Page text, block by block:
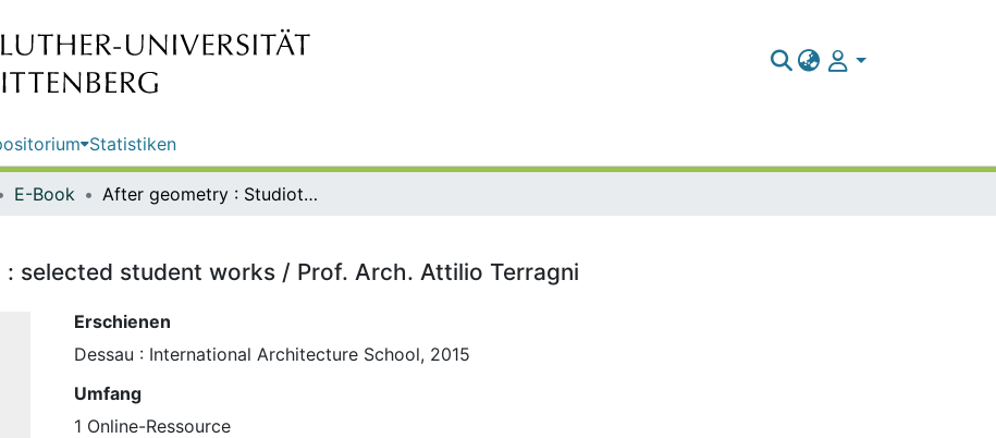
Statistiken
E-Book After geometry : Studioterragni : selected student works / Prof. Arch. Attilio Terragni
selected student works / Prof. Arch. Attilio Terragni
Erschienen
Dessau : International Architecture School, 2015
Umfang
1 Online-Ressource